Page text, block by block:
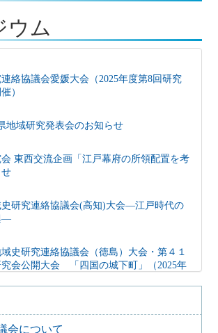
ウム
絡協議会愛媛大会（2025年度第8回研究
）
地域研究発表会のお知らせ
東西交流企画「江戸幕府の所領配置を考
史研究連絡協議会(高知)大会―江戸時代の
―
史研究連絡協議会（徳島）大会・第４１
究会公開大会 「四国の城下町」（2025年
会歴史教育シンポジウム 地方史研究と歴
会について